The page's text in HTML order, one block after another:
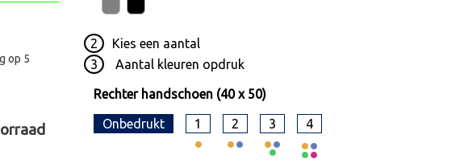
2 Kies een aantal
3
Aantal kleuren opdruk
Rechter handschoen (40 x 50)
Onbedrukt 1 2 3 4
op 5